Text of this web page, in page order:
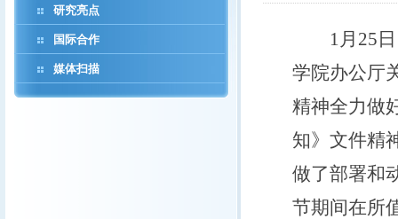
研究亮点
国际合作
媒体扫描
1月 25
学院办公厅
精神全力做
知》文件精
做了部署和
节期间在所